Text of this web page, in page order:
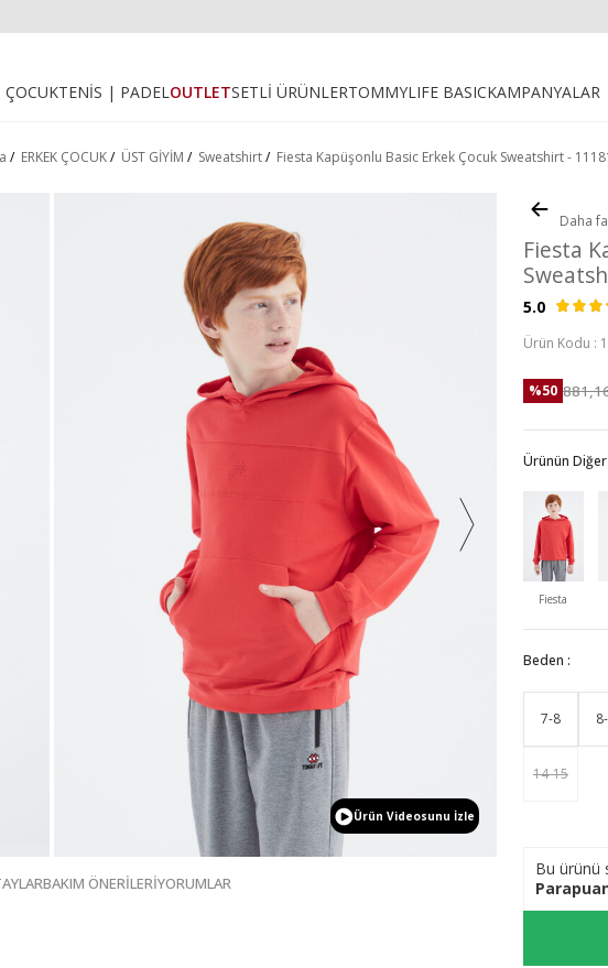
ÇOCUKTENİS | PADELOUTLETSETLİ ÜRÜNLERTOMMYLIFE BASICKAMPANYALAR
/ ERKEK ÇOCUK/ ÜST GİYİM / Sweatshirt/ Fiesta Kapüşonlu Basic Erkek Çocuk Sweatshirt -
Ürün Videosunu İzle
BAKIM ÖNERİLERİYORUMLAR
Daha
Fiesta
5.0
Ürün Kodu :
%50
Ürünün
Fiesta
Beden :
7-8
14-15
Bu ürünü